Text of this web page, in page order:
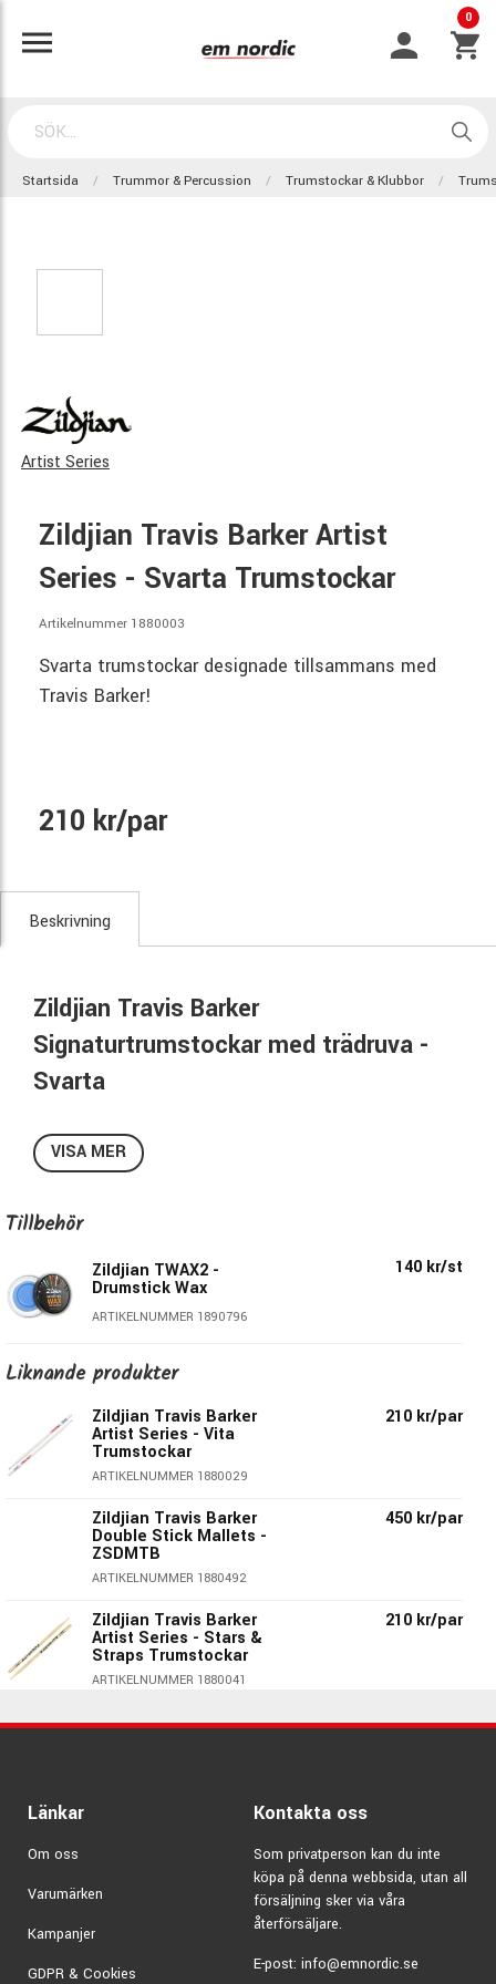
0
Startsida Trummor & Percussion Trumstockar & Klubbor
Artist Series
Zildjian Travis Barker Artist
Series - Svarta Trumstockar
Artikelnummer 1880003
Svarta trumstockar designade tillsammans med
Travis Barker!
210 kr/par
Beskrivning
Zildjian Travis Barker
Signaturtrumstockar med trädruva -
Svarta
tillsammans med Travis Barker från b.la Blink 182.
Diameter:
Längd:415,9mm
Material: Hickory
Finish:Svart (Black)
Material Druva:Trä
Modellbeteckning:ZASTBLK
Pris per par
Zildjian - Inte bara cymbaler!
Zildjians stockar tillverkas i USA av förstklassiga råvaror &
I Zildjians stocksortiment finner du mängder av innovativa
modeller som är helt unika för Zildjian.
Märket är en storfavorit bland trumslagare världen över,
proffs som hobbytrummisar.
VISA MER
Tillbehör
Zildjian TWAX2 -
Drumstick Wax
ARTIKELNUMMER 1890796
140 kr/st
Liknande produkter
Zildjian Travis Barker
Artist Series - Vita
Trumstockar
ARTIKELNUMMER 1880029
210 kr/par
Zildjian Travis Barker
Double Stick Mallets -
ZSDMTB
ARTIKELNUMMER 1880492
450 kr/par
Zildjian Travis Barker
Artist Series - Stars &
Straps Trumstockar
ARTIKELNUMMER 1880041
210 kr/par
Länkar
Om oss
Varumärken
Kampanjer
GDPR & Cookies
Kontakta oss
Som privatperson kan du inte
köpa på denna webbsida, utan all
försäljning sker via våra
återförsäljare.
E-post: info@emnordic.se